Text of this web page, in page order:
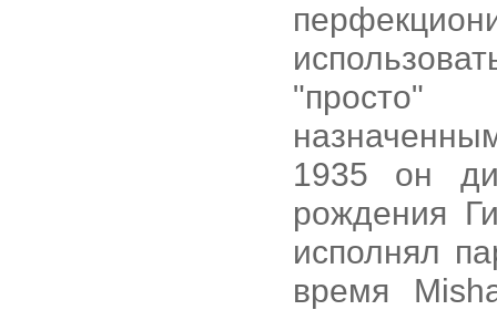
"просто"
1935 он
рождения
исполнял
время